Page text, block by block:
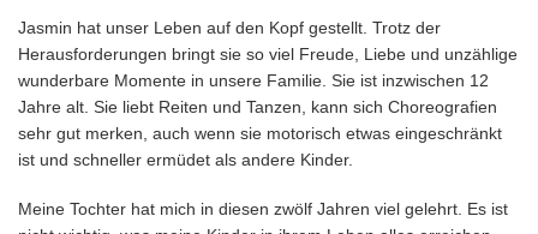
Jasmin hat unser Leben auf den Kopf gestellt. Trotz der
Herausforderungen bringt sie so viel Freude, Liebe und unzählige
wunderbare Momente in unsere Familie. Sie ist inzwischen 12
Jahre alt. Sie liebt Reiten und Tanzen, kann sich Choreografien
sehr gut merken, auch wenn sie motorisch etwas eingeschränkt
ist und schneller ermüdet als andere Kinder.
Meine Tochter hat mich in diesen zwölf Jahren viel gelehrt. Es ist